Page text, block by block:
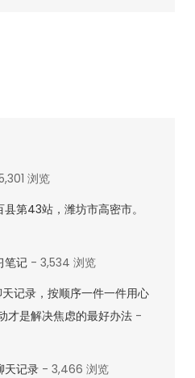
浏览
第43站，潍坊市高密市。
笔记 - 3,534 浏览
记录，按顺序一件一件用心
才是解决焦虑的最好办法 -
天记录 - 3,466 浏览